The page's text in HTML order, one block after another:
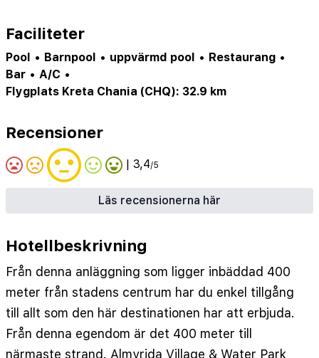
Faciliteter
Pool • Barnpool • uppvärmd pool • Restaurang •
Bar • A/C •
Flygplats Kreta Chania (CHQ): 32.9 km
Recensioner
| 3,4/5
Läs recensionerna här
Hotellbeskrivning
Från denna anläggning som ligger inbäddad 400
meter från stadens centrum har du enkel tillgång
till allt som den här destinationen har att erbjuda.
Från denna egendom är det 400 meter till
närmaste strand. Almyrida Village & Water Park